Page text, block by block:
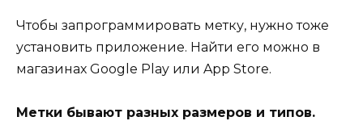
Чтобы запрограммировать метку, нужно тоже
установить приложение. Найти его можно в
магазинах Google Play или App Store.
Метки бывают разных размеров и типов.